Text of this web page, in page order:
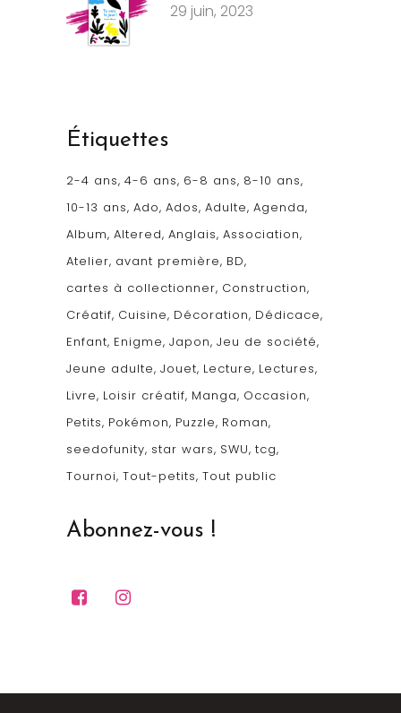
29 juin, 2023
Étiquettes
2-4 ans 4-6 ans 6-8 ans 8-10 ans
10-13 ans Ado Ados Adulte Agenda
Album Altered Anglais Association
Atelier avant première BD
cartes à collectionner Construction
Créatif Cuisine Décoration Dédicace
Enfant Enigme Japon Jeu de société
Jeune adulte Jouet Lecture Lectures
Livre Loisir créatif Manga Occasion
Petits Pokémon Puzzle Roman
seedofunity star wars SWU tcg
Tournoi Tout-petits Tout public
Abonnez-vous !